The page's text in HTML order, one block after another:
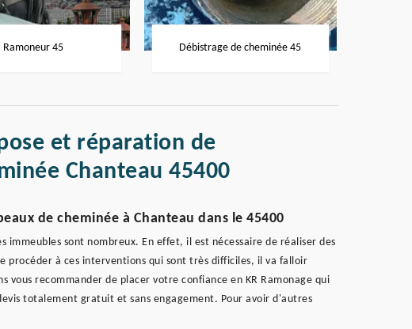
Ramoneur 45 Débistrage de cheminée 45
et réparation de
Chanteau 45400
de cheminée à Chanteau dans le 45400
immeubles sont nombreux. En effet, il est nécessaire de réaliser des
procéder à ces interventions qui sont très difficiles, il va falloir
vous recommander de placer votre confiance en KR Ramonage qui
totalement gratuit et sans engagement. Pour avoir d'autres